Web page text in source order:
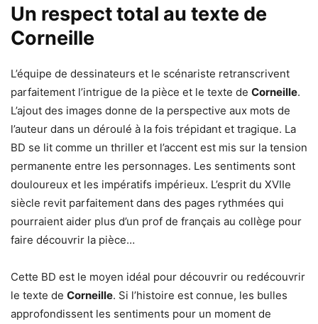
Un respect total au texte de
Corneille
L’équipe de dessinateurs et le scénariste retranscrivent
parfaitement l’intrigue de la pièce et le texte de Corneille.
L’ajout des images donne de la perspective aux mots de
l’auteur dans un déroulé à la fois trépidant et tragique. La
BD se lit comme un thriller et l’accent est mis sur la tension
permanente entre les personnages. Les sentiments sont
douloureux et les impératifs impérieux. L’esprit du XVIIe
siècle revit parfaitement dans des pages rythmées qui
pourraient aider plus d’un prof de français au collège pour
faire découvrir la pièce…
Cette BD est le moyen idéal pour découvrir ou redécouvrir
le texte de Corneille. Si l’histoire est connue, les bulles
approfondissent les sentiments pour un moment de